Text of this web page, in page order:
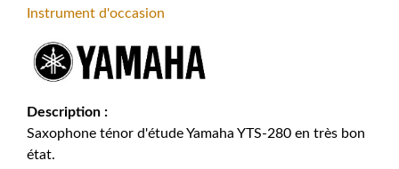
Instrument d'occasion
Description :
Saxophone ténor d'étude Yamaha YTS-280 en très bon
état.